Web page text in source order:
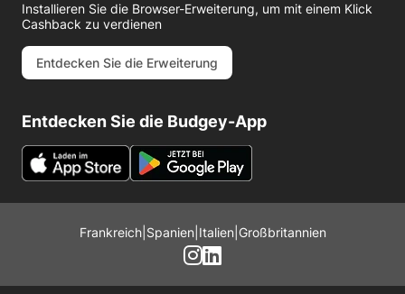
Installieren Sie die Browser-Erweiterung, um mit einem Klick
Cashback zu verdienen
Entdecken Sie die Erweiterung
Entdecken Sie die Budgey-App
Frankreich| Spanien Italien Großbritannien